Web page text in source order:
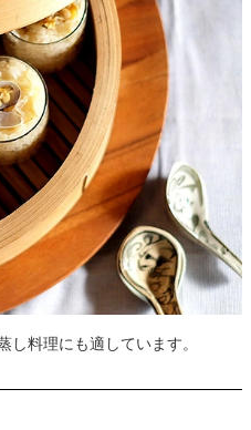
し料理にも適しています。